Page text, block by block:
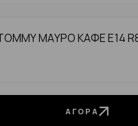
ΜΑΥΡΟ ΚΑΦΕ Ε14
ΑΓΟΡΆ